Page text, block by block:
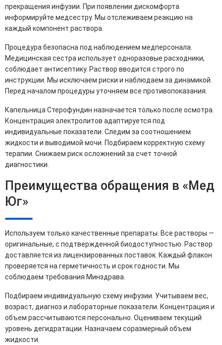
прекращения инфузии. При появлении дискомфорта
информируйте медсестру. Мы отслеживаем реакцию на
каждый компонент раствора.
Процедура безопасна под наблюдением медперсонала.
Медицинская сестра использует одноразовые расходники,
соблюдает антисептику. Раствор вводится строго по
инструкции. Мы исключаем риски и наблюдаем за динамикой.
Перед началом процедуры уточняем все противопоказания.
Капельница Стерофундин назначается только после осмотра.
Концентрация электролитов адаптируется под
индивидуальные показатели. Следим за соотношением
жидкости и выводимой мочи. Подбираем корректную схему
терапии. Снижаем риск осложнений за счет точной
диагностики.
Преимущества обращения в «Мед
Юг»
Используем только качественные препараты. Все растворы —
оригинальные, с подтвержденной биодоступностью. Раствор
доставляется из лицензированных поставок. Каждый флакон
проверяется на герметичность и срок годности. Мы
соблюдаем требования Минздрава.
Подбираем индивидуальную схему инфузии. Учитываем вес,
возраст, диагноз и лабораторные показатели. Концентрация и
объем рассчитываются персонально. Оцениваем текущий
уровень дегидратации. Назначаем соразмерный объем
жидкости.